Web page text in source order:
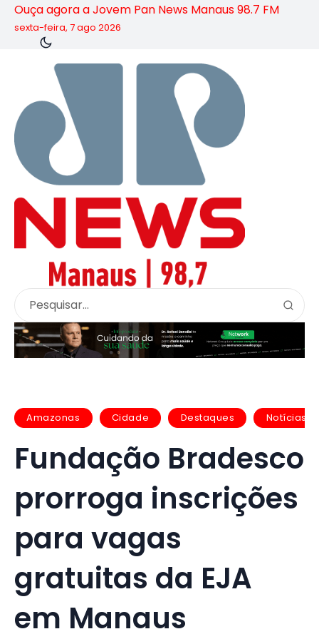
Ouça agora a Jovem Pan News Manaus 98.7 FM
sexta-feira, 7 ago 2026
Amazonas Cidade Destaques Notícias
Fundação Bradesco
prorroga inscrições
para vagas
gratuitas da EJA
em Manaus